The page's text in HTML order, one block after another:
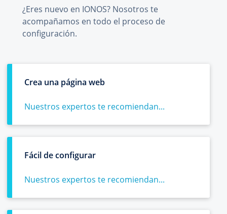
¿Eres nuevo en IONOS? Nosotros te
acompañamos en todo el proceso de
configuración.
Crea una página web
Nuestros expertos te recomiendan...
Fácil de configurar
Nuestros expertos te recomiendan...